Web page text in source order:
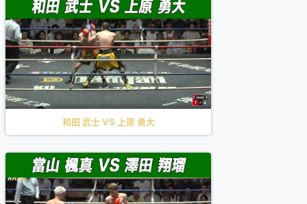
和田 武士 VS 上原 勇大